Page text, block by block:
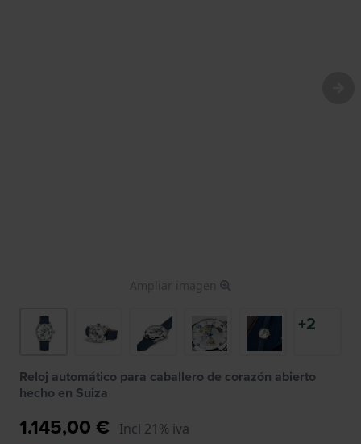
Ampliar imagen
+2
Reloj automático para caballero de corazón abierto
hecho en Suiza
1.145,00 € Incl 21% iva